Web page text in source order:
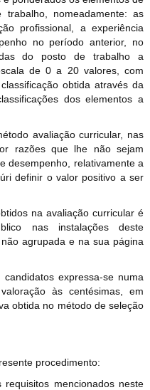
nomeadamente: as
profissional, a experiência
no período anterior, no
do posto de trabalho a
de 0 a 20 valores, com
obtida através da
dos elementos a
avaliação curricular, nas
razões que lhe não sejam
desempenho, relativamente a
definir o valor positivo a ser
na avaliação curricular é
nas instalações deste
agrupada e na sua página
expressa-se numa
às centésimas, em
obtida no método de seleção
procedimento:
requisitos mencionados neste